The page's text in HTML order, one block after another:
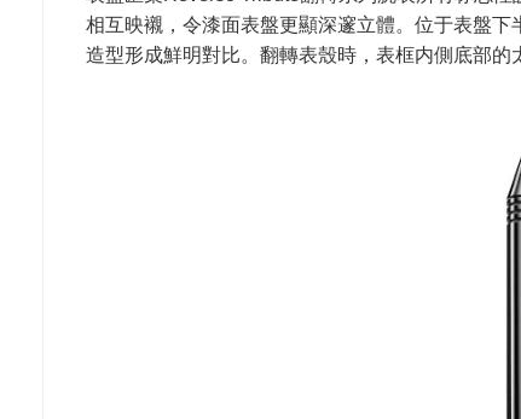
相互映襯，令漆面表盤更顯深邃立體。位于表盤
造型形成鮮明對比。翻轉表殼時，表框内側底部的